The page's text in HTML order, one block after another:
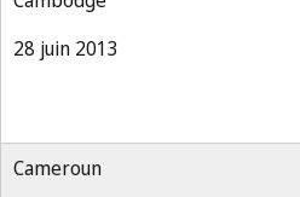
28 juin 2013
Cameroun